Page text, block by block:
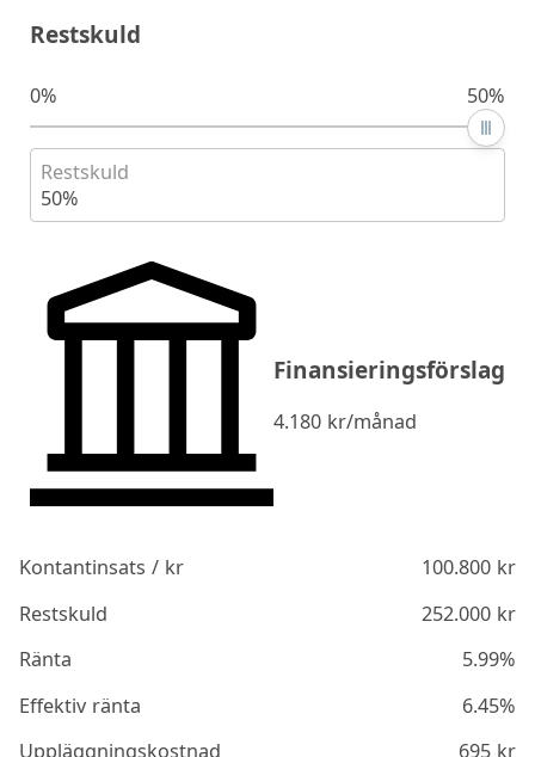
Restskuld
0% 50%
Restskuld
50%
Finansieringsförslag
4.180 kr/månad
Kontantinsats / kr 100.800kr
Restskuld
252.000kr
Ränta
5.99%
Effektiv ränta
6.45%
Uppläggningskostnad
695kr